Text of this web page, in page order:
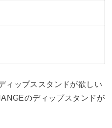
ィップススタンドが欲しい
のディップスタンドが